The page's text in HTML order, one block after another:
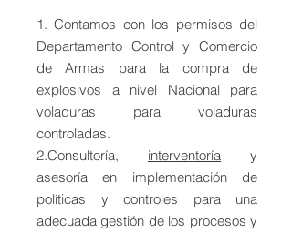
1. Contamos con los permisos del
Departamento Control y Comercio
de Armas para la compra de
explosivos a nivel Nacional para
voladuras para voladuras
controladas.
2.Consultoría, interventoría y
asesoría en implementación de
políticas y controles para una
adecuada gestión de los procesos y